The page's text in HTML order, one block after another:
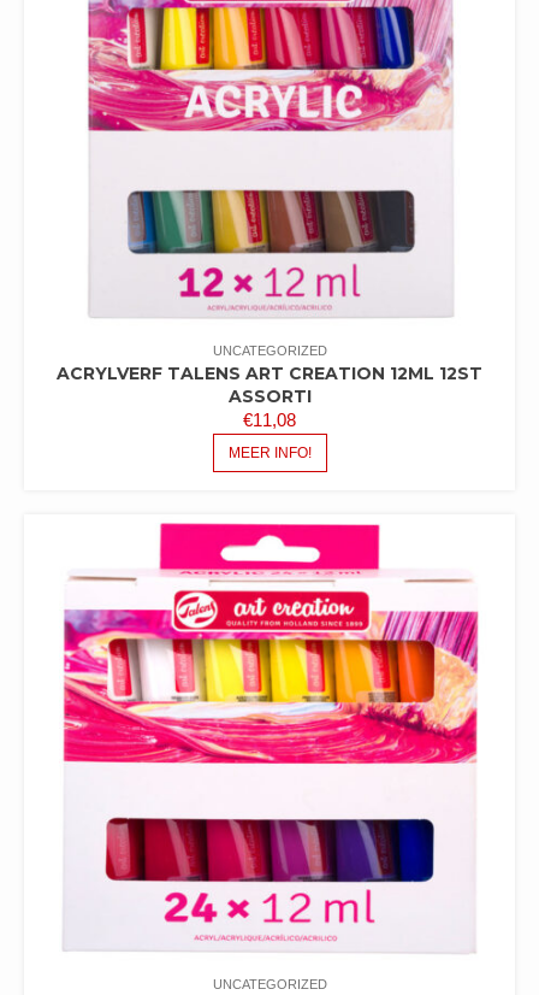
UNCATEGORIZED
ACRYLVERF TALENS ART CREATION 12ML 12ST
ASSORTI
€11,08
MEER INFO!
UNCATEGORIZED